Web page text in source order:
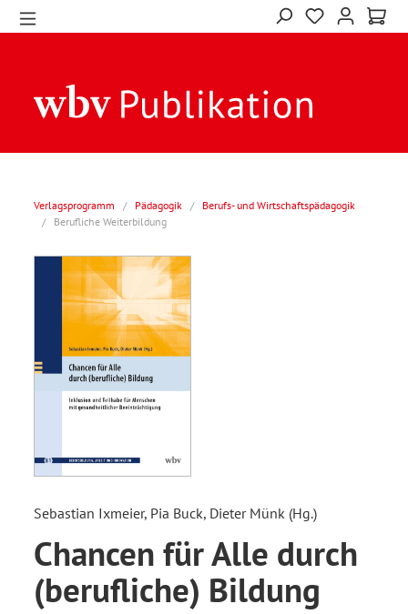
Verlagsprogramm / Pädagogik /
Berufs- und Wirtschaftspädagogik
/
Berufliche Weiterbildung
Sebastian Ixmeier, Pia Buck, Dieter Münk (Hg.)
Chancen für Alle durch
(berufliche) Bildung